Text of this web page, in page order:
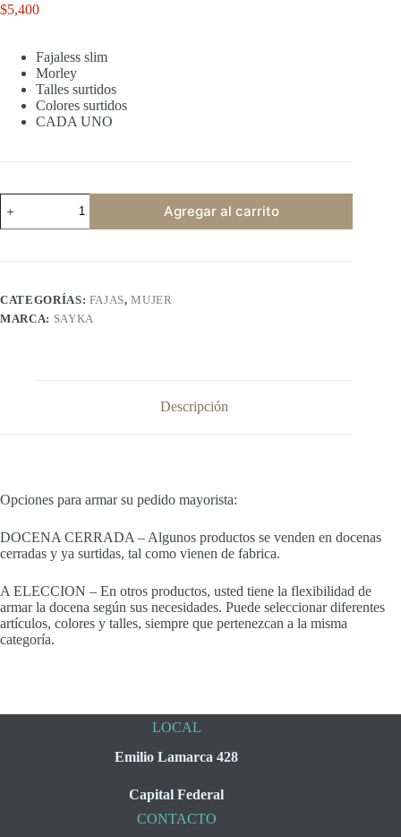
$5,400
Fajaless slim
Morley
Talles surtidos
Colores surtidos
CADA UNO
SAYKA
1210
cantidad
Agregar al carrito
CATEGORÍAS: FAJAS,MUJER
MARCA: SAYKA
Descripción
Opciones para armar su pedido mayorista:
DOCENA CERRADA – Algunos productos se venden en docenas
cerradas y ya surtidas, tal como vienen de fabrica.
A ELECCION – En otros productos, usted tiene la flexibilidad de
armar la docena según sus necesidades. Puede seleccionar diferentes
artículos, colores y talles, siempre que pertenezcan a la misma
categoría.
LOCAL
Emilio Lamarca 428
Capital Federal
CONTACTO